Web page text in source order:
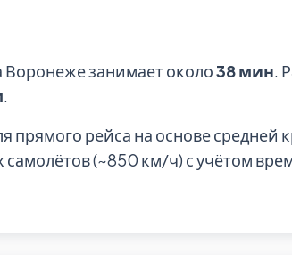
занимает около38 мин.
.
прямого рейса на основе средней
(~850 км/ч) с учётом